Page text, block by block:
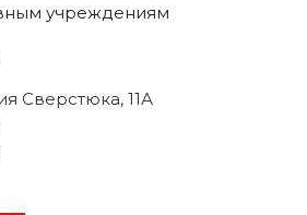
учреждениям
Сверстюка, 11А